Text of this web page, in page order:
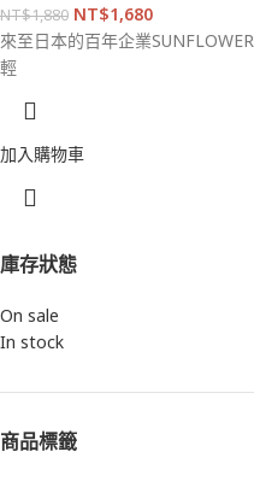
庫存狀態
On sale
In stock
商品標籤
NT$1,880 NT$1,680
來至日本的百年企業SUNFLOWER
輕
加入購物車